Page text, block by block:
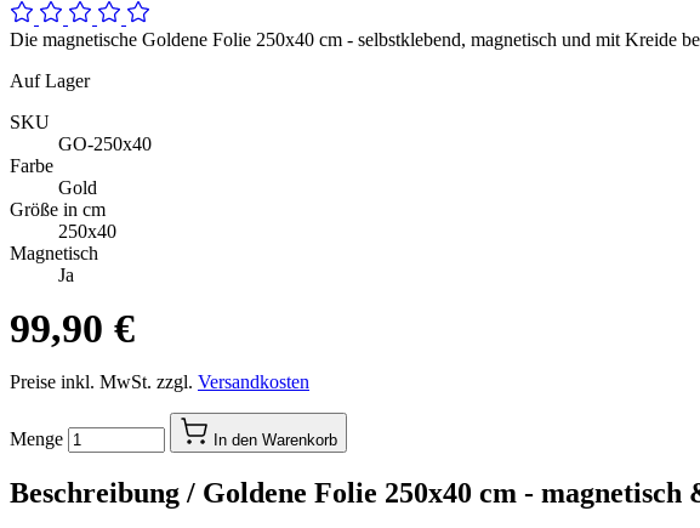
Die magnetische Goldene Folie 250x40 cm - selbstklebend, magnetisch und mit Kreide
Auf Lager
SKU
GO-250x40
Farbe
Gold
Größe in cm
250x40
Magnetisch
Ja
99,90 €
Preise inkl. MwSt. zzgl. Versandkosten
Menge In den Warenkorb
Beschreibung / Goldene Folie 250x40 cm - magnetisch